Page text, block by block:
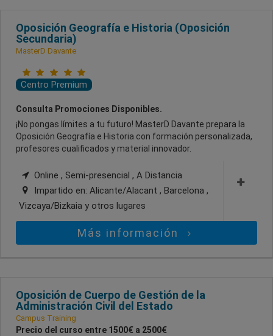
Oposición Geografía e Historia (Oposición
Secundaria)
MasterD Davante
Centro Premium
Consulta Promociones Disponibles.
¡No pongas límites a tu futuro! MasterD Davante prepara la
Oposición Geografía e Historia con formación personalizada,
profesores cualificados y material innovador.
Online , Semi-presencial , A Distancia
Impartido en: Alicante/Alacant , Barcelona ,
Vizcaya/Bizkaia y otros lugares
Más información
Oposición de Cuerpo de Gestión de la
Administración Civil del Estado
Campus Training
Precio del curso entre 1500€ a 2500€